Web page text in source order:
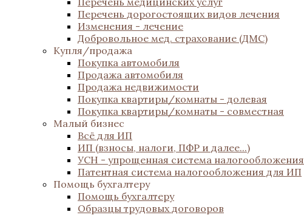
Перечень дорогостоящих видов лечения
Изменения - лечение
Добровольное мед. страхование (ДМС)
Купля/продажа
Покупка автомобиля
Продажа автомобиля
Продажа недвижимости
Покупка квартиры/комнаты - долевая
Покупка квартиры/комнаты - совместная
Малый бизнес
Всё для ИП
ИП (взносы, налоги, ПФР и далее...)
УСН - упрощенная система налогообложения
Патентная система налогообложения для ИП
Помощь бухгалтеру
Помощь бухгалтеру
Образцы трудовых договоров